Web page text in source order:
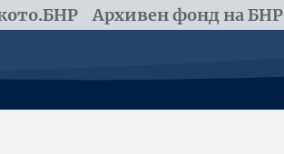
Архивен фонд на БНР